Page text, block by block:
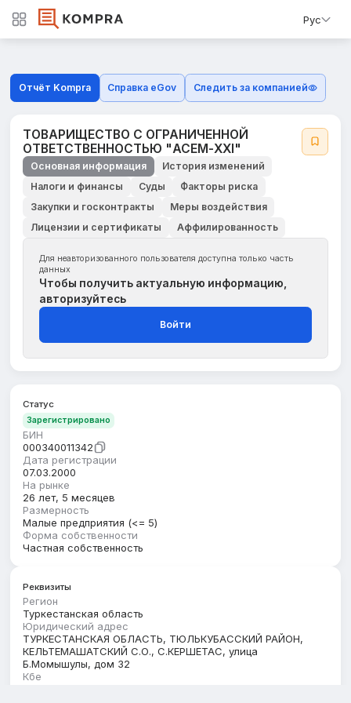
Рус
Отчёт Kompra Справка eGov Следить за компанией
ТОВАРИЩЕСТВО С ОГРАНИЧЕННОЙ
ОТВЕТСТВЕННОСТЬЮ "АСЕМ-ХХI"
Основная информация
История изменений
Налоги и финансы
Суды
Факторы риска
Закупки и госконтракты
Меры воздействия
Лицензии и сертификаты
Аффилированность
Для неавторизованного пользователя доступна только часть
данных
Чтобы получить актуальную информацию,
авторизуйтесь
Войти
Статус
Зарегистрировано
БИН
000340011342
Дата регистрации
07.03.2000
На рынке
26 лет, 5 месяцев
Размерность
Малые предприятия (<= 5)
Форма собственности
Частная собственность
Реквизиты
Регион
Туркестанская область
Юридический адрес
ТУРКЕСТАНСКАЯ ОБЛАСТЬ, ТЮЛЬКУБАССКИЙ РАЙОН,
КЕЛЬТЕМАШАТСКИЙ С.О., С.КЕРШЕТАС, улица
Б.Момышулы, дом 32
Кбе